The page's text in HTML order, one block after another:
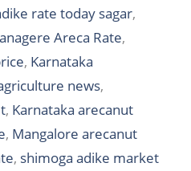
rate today sagar,
Areca Rate,
, Karnataka
news,
, Karnataka arecanut
, Mangalore arecanut
, shimoga adike market